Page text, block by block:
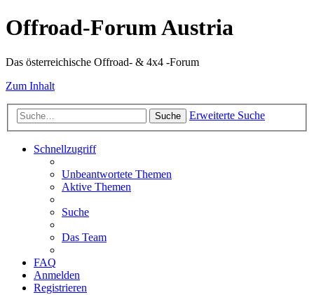
Offroad-Forum Austria
Das österreichische Offroad- & 4x4 -Forum
Zum Inhalt
Suche Erweiterte Suche
Schnellzugriff
Unbeantwortete Themen
Aktive Themen
Suche
Das Team
FAQ
Anmelden
Registrieren